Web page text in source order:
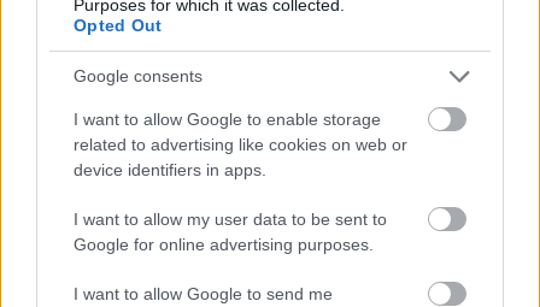
Purposes for which it was collected.
Opted Out
Google consents
I want to allow Google to enable storage
related to advertising like cookies on web or
device identifiers in apps.
I want to allow my user data to be sent to
Google for online advertising purposes.
I want to allow Google to send me
Actualidad Comunio: Morata puede regresar a
LaLiga
El mercado de fichajes de invierno
se abre en unos días y no cesan
los rumores sobre llegadas y
Barcelona es uno de los equipos
que previsiblemente más se
moverá y Morata está sonando
con fuerza como posible refuerzo.